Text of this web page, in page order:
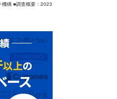
機構 ■調査概要：2023